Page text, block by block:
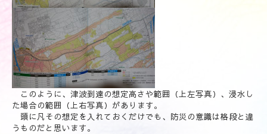
このように、津波到達の想定高さや範囲（上左写真）、浸水し
た場合の範囲（上右写真）があります。
頭に凡その想定を入れておくだけでも、防災の意識は格段と違
うものだと思います。